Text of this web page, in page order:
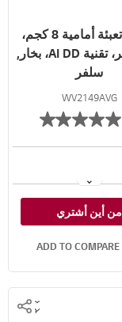
غسّالة تعبئة أمامية 8 كجم،
سعة أكبر، تقنية AI DD، بخار,
سلفر
WV2149AVG
من أين أشتري
ADD TO COMPARE